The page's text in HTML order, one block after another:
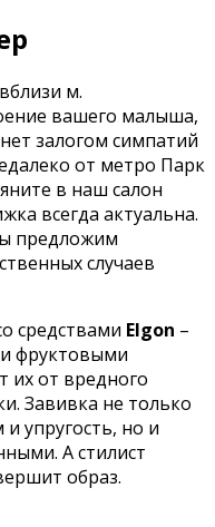
м.
вашего малыша,
залогом симпатий
от метро Парк
в наш салон
всегда актуальна.
предложим
случаев
средствами Elgon –
фруктовыми
от вредного
Завивка не только
упругость, но и
А стилист
образ.